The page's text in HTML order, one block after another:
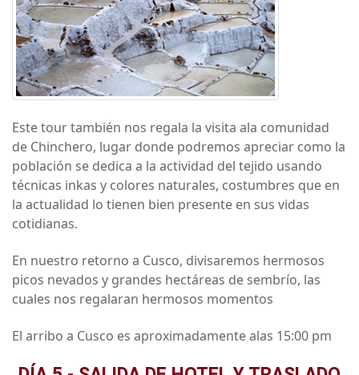
Este tour también nos regala la visita ala comunidad
de Chinchero, lugar donde podremos apreciar como la
población se dedica a la actividad del tejido usando
técnicas inkas y colores naturales, costumbres que en
la actualidad lo tienen bien presente en sus vidas
cotidianas.
En nuestro retorno a Cusco, divisaremos hermosos
picos nevados y grandes hectáreas de sembrío, las
cuales nos regalaran hermosos momentos
El arribo a Cusco es aproximadamente alas 15:00 pm